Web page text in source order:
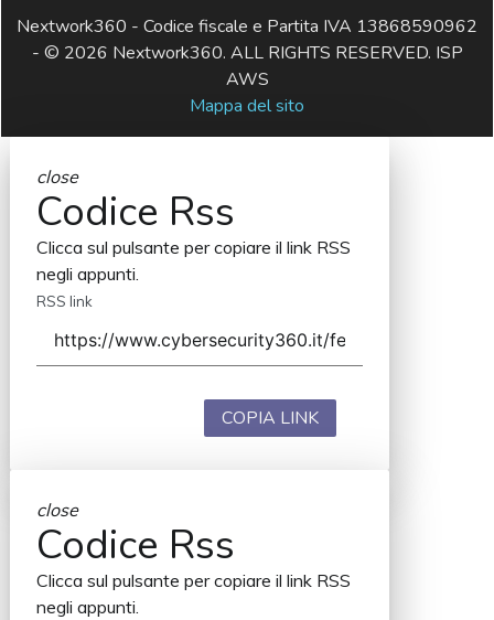
Nextwork360 - Codice fiscale e Partita IVA 13868590962
- © 2026 Nextwork360. ALL RIGHTS RESERVED. ISP
AWS
Mappa del sito
close
Codice Rss
Clicca sul pulsante per copiare il link RSS
negli appunti.
RSS link
COPIA LINK
close
Codice Rss
Clicca sul pulsante per copiare il link RSS
negli appunti.